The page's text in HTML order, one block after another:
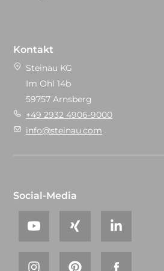
Kontakt
Steinau KG
Im Ohl 14b
59757 Arnsberg
+49 2932 4906-9000
info@steinau.com
Social-Media